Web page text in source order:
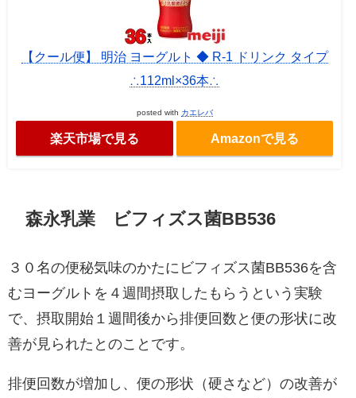
【クール便】 明治 ヨーグルト ◆ R-1 ドリンク タイプ
∴112ml×36本∴
posted with カエレバ
楽天市場で見る Amazonで見る
森永乳業 ビフィズス菌BB536
３０名の便秘気味のかたにビフィズス菌BB536を含
むヨーグルトを４週間摂取したもらうという実験
で、摂取開始１週間後から排便回数と便の形状に改
善が見られたとのことです。
排便回数が増加し、便の形状（硬さなど）の改善が